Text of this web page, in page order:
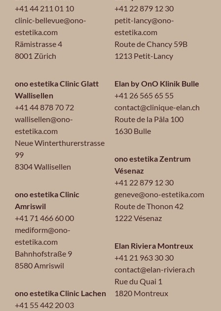
+41 44 211 01 10
clinic-bellevue@ono-
estetika.com
Rämistrasse 4
8001 Zürich
ono estetika Clinic Glatt
Wallisellen
+41 44 878 70 72
wallisellen@ono-
estetika.com
Neue Winterthurerstrasse
99
8304 Wallisellen
ono estetika Clinic
Amriswil
+41 71 466 60 00
mediform@ono-
estetika.com
Bahnhofstraße 9
8580 Amriswil
ono estetika Clinic Lachen
+41 55 442 20 03
+41 22 879 12 30
petit-lancy@ono-
estetika.com
Route de Chancy 59B
1213 Petit-Lancy
Elan by OnO Klinik Bulle
+41 26 565 65 55
contact@clinique-elan.ch
Route de la Pâla 100
1630 Bulle
ono estetika Zentrum
Vésenaz
+41 22 879 12 30
geneve@ono-estetika.com
Route de Thonon 42
1222 Vésenaz
Elan Riviera Montreux
+41 21 963 30 30
contact@elan-riviera.ch
Rue du Quai 1
1820 Montreux